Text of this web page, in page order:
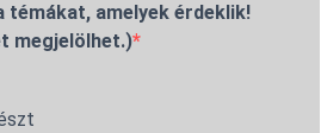
témákat, amelyek érdeklik!
megjelölhet.)